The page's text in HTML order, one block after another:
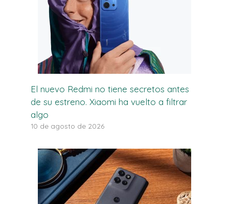
El nuevo Redmi no tiene secretos antes
de su estreno. Xiaomi ha vuelto a filtrar
algo
10 de agosto de 2026